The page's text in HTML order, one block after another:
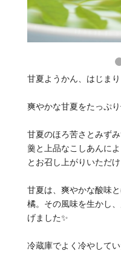
甘夏ようかん、はじま
爽やかな甘夏をたっぷ
甘夏のほろ苦さとみず
羹と上品なこしあんに
とお召し上がりいただけ
甘夏は、爽やかな酸味
橘。その風味を生かし
げました✨
冷蔵庫でよく冷やして